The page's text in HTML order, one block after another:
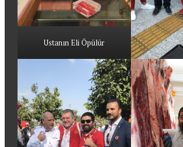
Ustanın Eli Öpülür